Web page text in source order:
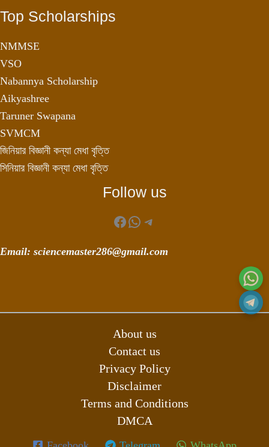
Top Scholarships
NMMSE
VSO
Nabannya Scholarship
Aikyashree
Taruner Swapana
SVMCM
জিনিয়ার বিজ্ঞানী কন্যা মেধা বৃত্তি
সিনিয়ার বিজ্ঞানী কন্যা মেধা বৃত্তি
Follow us
Facebook
WhatsApp
Telegram
Email: sciencemaster286@gmail.com
About us
Contact us
Privacy Policy
Disclaimer
Terms and Conditions
DMCA